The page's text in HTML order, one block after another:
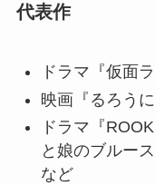
代表作
ドラマ『仮面
映画『るろう
ドラマ『
と娘のブルー
など